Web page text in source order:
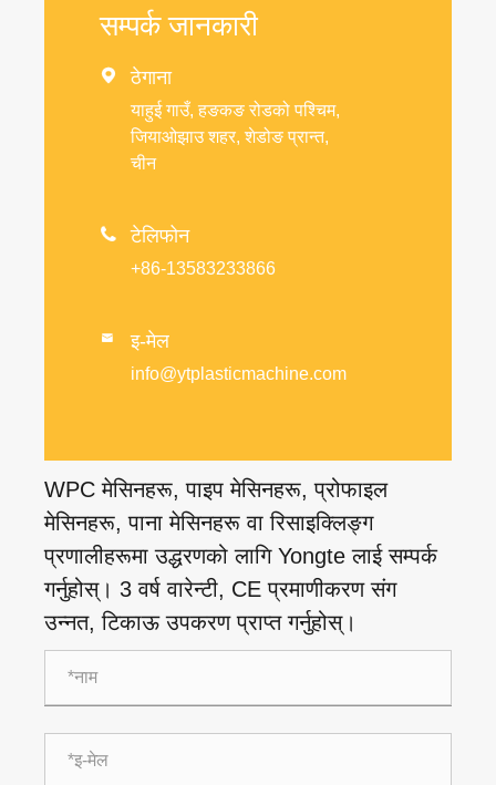
सम्पर्क जानकारी
 ठेगाना
याहुई गाउँ, हङकङ रोडको पश्चिम,
जियाओझाउ शहर, शेडोङ प्रान्त,
चीन
 टेलिफोन
+86-13583233866
 इ-मेल
info@ytplasticmachine.com
WPC मेसिनहरू, पाइप मेसिनहरू, प्रोफाइल
मेसिनहरू, पाना मेसिनहरू वा रिसाइक्लिङ्ग
प्रणालीहरूमा उद्धरणको लागि Yongte लाई सम्पर्क
गर्नुहोस्। 3 वर्ष वारेन्टी, CE प्रमाणीकरण संग
उन्नत, टिकाऊ उपकरण प्राप्त गर्नुहोस्।